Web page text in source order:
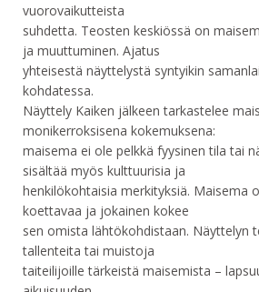
vuorovaikutteista
suhdetta. Teosten keskiössä on
ja muuttuminen. Ajatus
yhteisestä näyttelystä syntyikin
kohdatessa.
Näyttely Kaiken jälkeen tarkastelee
monikerroksisena kokemuksena:
maisema ei ole pelkkä fyysinen tila tai
sisältää myös kulttuurisia ja
henkilökohtaisia merkityksiä. Maisema
koettavaa ja jokainen kokee
sen omista lähtökohdistaan. Näyttelyn
tallenteita tai muistoja
taiteilijoille tärkeistä maisemista –